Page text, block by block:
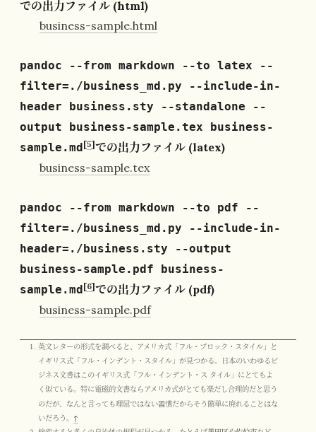
での出力ファイル (html)
business-sample.html
pandoc --from markdown --to latex --
filter=./business_md.py --include-in-
header business.sty --standalone --
output business-sample.tex business-
sample.md[5]での出力ファイル (latex)
business-sample.tex
pandoc --from markdown --to pdf --
filter=./business_md.py --include-in-
header=./business.sty --output
business-sample.pdf business-
sample.md[6]での出力ファイル (pdf)
business-sample.pdf
英文レターの形式を調べると、アメリカ式「フル・ブロック・スタイル」と
イギリス式「フル・インデント・スタイル」が見つかる。日本のいわゆるビ
ジネス文書はこのイギリス式「フル・インデント・ス タイル」にとてもよ
く似ている。特に電磁的文書ならアメリカ式がとても楽だし合理的だと思う
のだが、なんと言っても理屈ではない習慣だからそう簡単に廃れることはな
いだろう。 ↑